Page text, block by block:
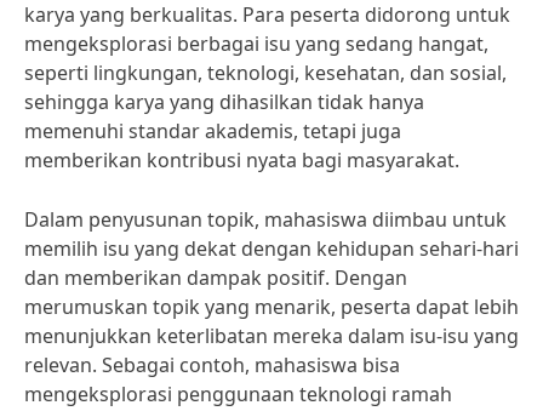
karya yang berkualitas. Para peserta didorong untuk
mengeksplorasi berbagai isu yang sedang hangat,
seperti lingkungan, teknologi, kesehatan, dan sosial,
sehingga karya yang dihasilkan tidak hanya
memenuhi standar akademis, tetapi juga
memberikan kontribusi nyata bagi masyarakat.
Dalam penyusunan topik, mahasiswa diimbau untuk
memilih isu yang dekat dengan kehidupan sehari-hari
dan memberikan dampak positif. Dengan
merumuskan topik yang menarik, peserta dapat lebih
menunjukkan keterlibatan mereka dalam isu-isu yang
relevan. Sebagai contoh, mahasiswa bisa
mengeksplorasi penggunaan teknologi ramah